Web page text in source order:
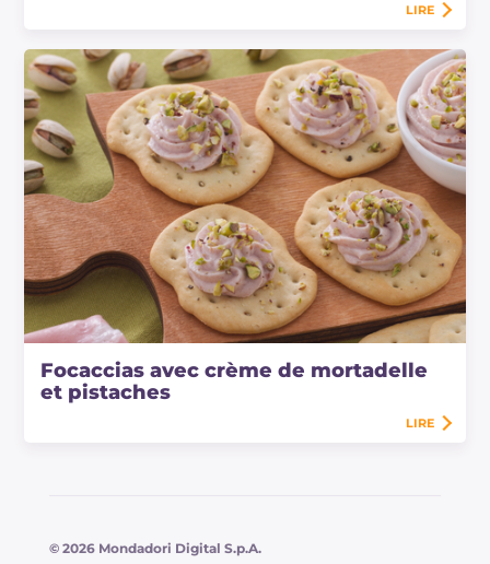
LIRE
Focaccias avec crème de mortadelle
et pistaches
LIRE
© 2026 Mondadori Digital S.p.A.